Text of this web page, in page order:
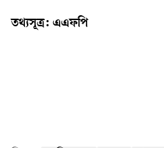
তথ্যসূত্র: এএফপি